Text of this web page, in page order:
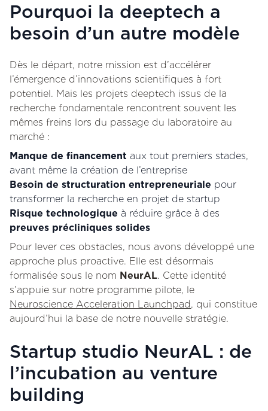
Pourquoi la deeptech a
besoin d’un autre modèle
Dès le départ, notre mission est d’accélérer
l’émergence d’innovations scientifiques à fort
potentiel. Mais les projets deeptech issus de la
recherche fondamentale rencontrent souvent les
mêmes freins lors du passage du laboratoire au
marché :
Manque de financement aux tout premiers stades,
avant même la création de l’entreprise
Besoin de structuration entrepreneuriale pour
transformer la recherche en projet de startup
Risque technologique à réduire grâce à des
preuves précliniques solides
Pour lever ces obstacles, nous avons développé une
approche plus proactive. Elle est désormais
formalisée sous le nom NeurAL. Cette identité
s’appuie sur notre programme pilote, le
Neuroscience Acceleration Launchpad, qui constitue
aujourd’hui la base de notre nouvelle stratégie.
Startup studio NeurAL : de
l’incubation au venture
building